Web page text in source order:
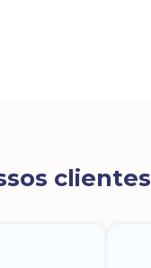
clientes